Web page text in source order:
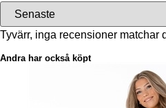
Tyvärr, inga recensioner matchar
Andra har också köpt